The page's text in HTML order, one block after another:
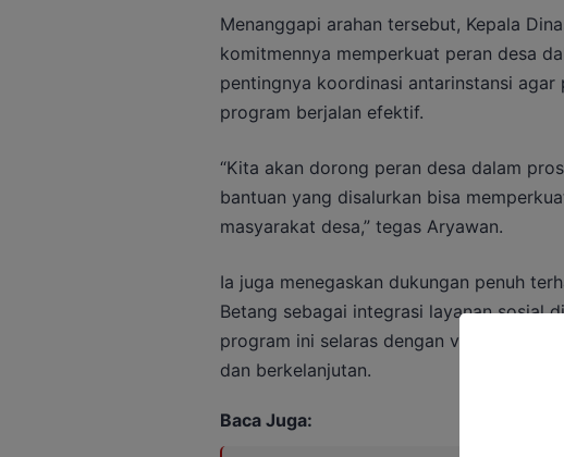
Menanggapi arahan tersebut, Kepala
komitmennya memperkuat peran desa
pentingnya koordinasi antarinstansi agar
program berjalan efektif.
“Kita akan dorong peran desa dalam
bantuan yang disalurkan bisa
masyarakat desa,” tegas Aryawan.
Ia juga menegaskan dukungan penuh
Betang sebagai integrasi layanan sosial
program ini selaras dengan visi
dan berkelanjutan.
Baca Juga: